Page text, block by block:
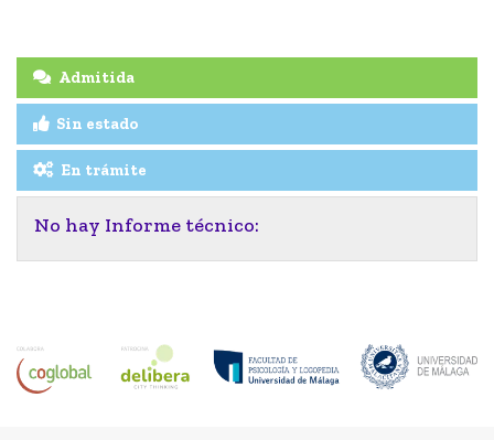
Admitida
Sin estado
En trámite
No hay Informe técnico: